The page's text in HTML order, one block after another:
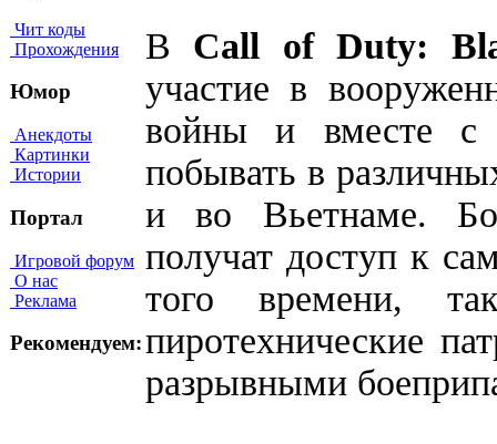
Чит коды
Прохождения
Юмор
Анекдоты
Картинки
Истории
Портал
Игровой форум
О нас
Реклама
Рекомендуем:
В Call of Duty:
участие в
войны и вместе с
побывать в
и во Вьетнаме.
получат доступ к
того времени,
пиротехнические
разрывными